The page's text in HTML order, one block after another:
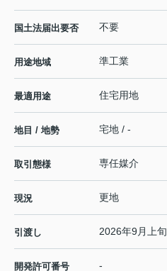
国土法届出要否 不要
用途地域 準工業
最適用途 住宅用地
地目 / 地勢 宅地 / -
取引態様 専任媒介
現況 更地
引渡し 2026年9月上旬
開発許可番号 -